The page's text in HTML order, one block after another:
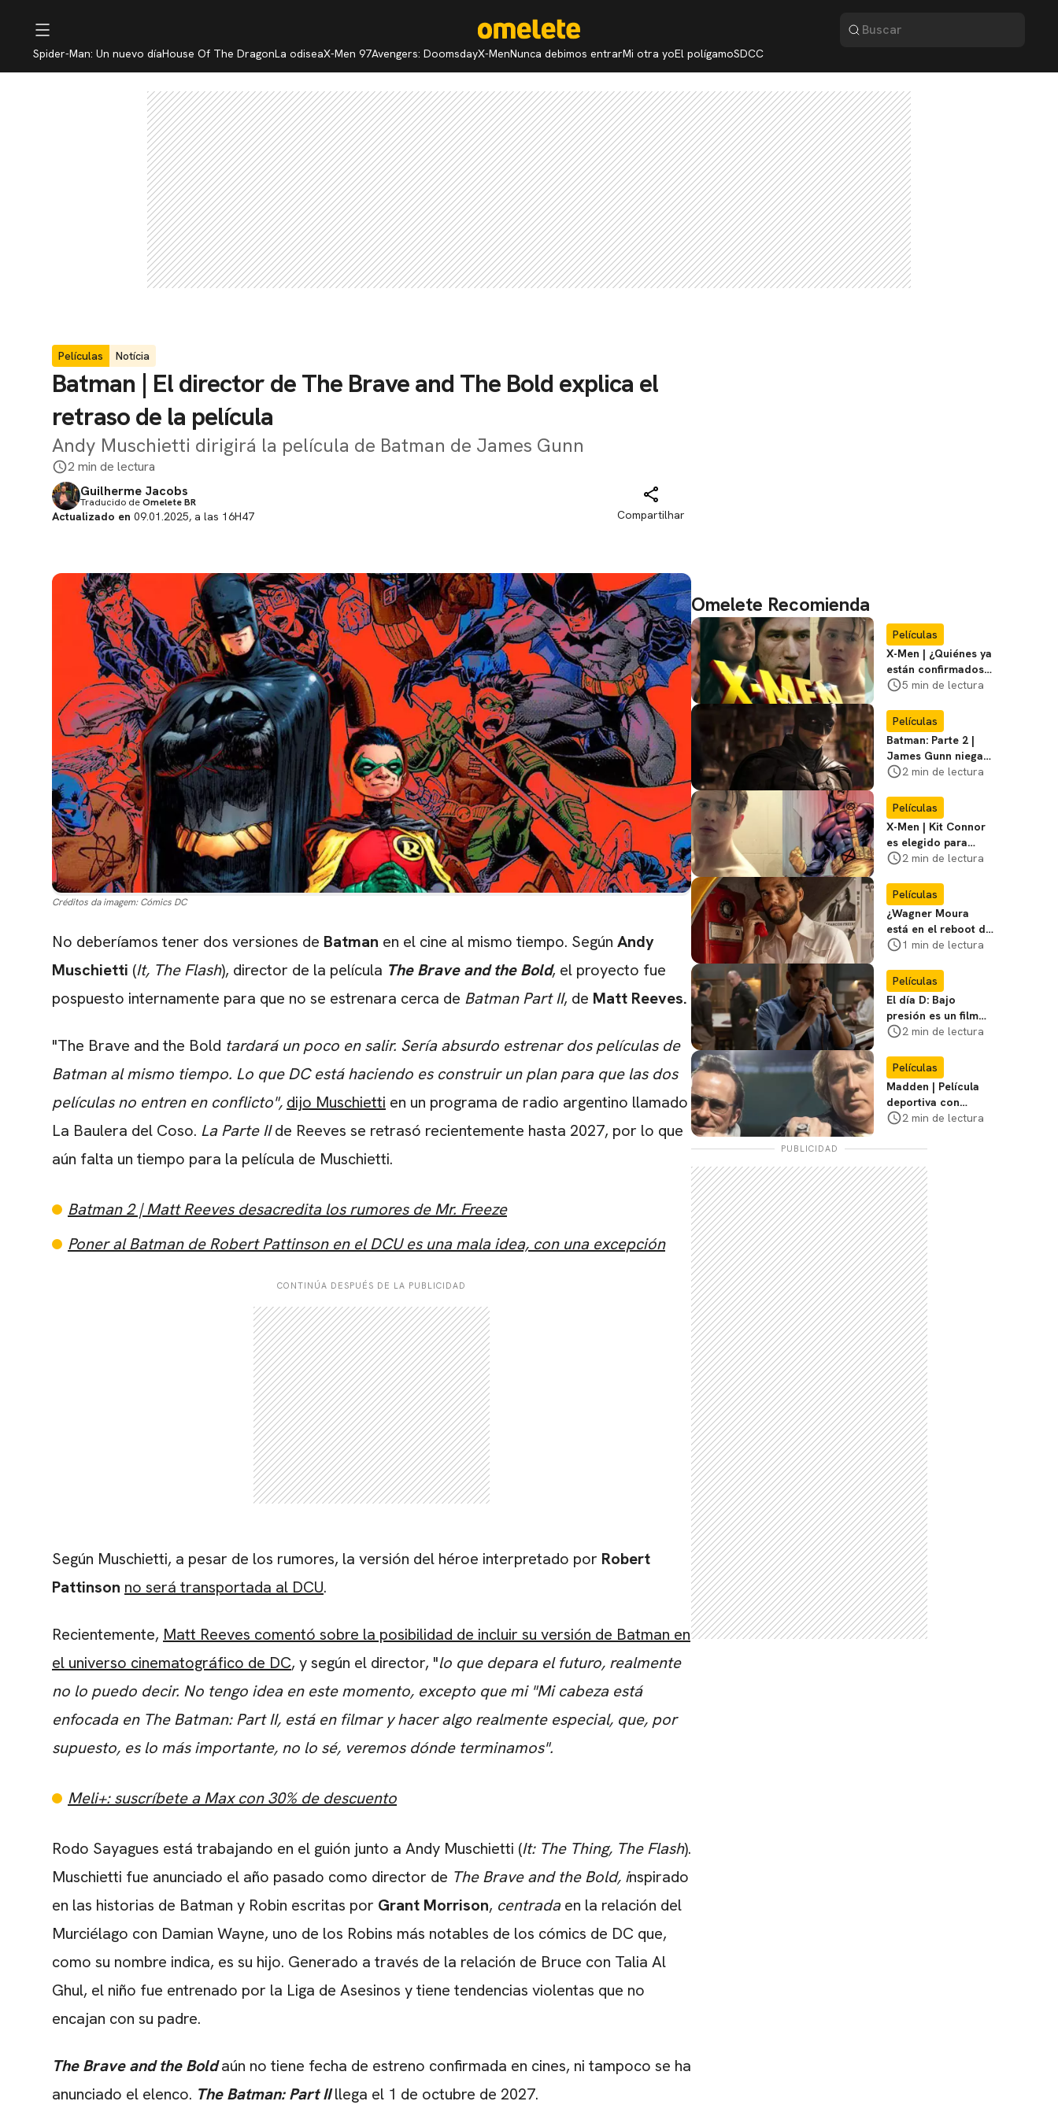
Spider-Man: Un nuevo díaHouse Of The DragonLa odiseaX-Men 97Avengers: DoomsdayX-MenNunca debimos entrarMi otra yoEl polígamoSDCC
Películas Notícia
Batman | El director de The Brave and The Bold explica el
retraso de la película
Andy Muschietti dirigirá la película de Batman de James Gunn
2 min de lectura
Guilherme Jacobs
Traducido deOmelete BR
Actualizado en 09.01.2025, a las 16H47 Compartilhar
Créditos da imagem: Cómics DC
No deberíamos tener dos versiones de Batman en el cine al mismo tiempo. Según Andy
Muschietti (It, The Flash), director de la película The Brave and the Bold, el proyecto fue
pospuesto internamente para que no se estrenara cerca de Batman Part II, de Matt Reeves.
"The Brave and the Bold tardará un poco en salir. Sería absurdo estrenar dos películas de
Batman al mismo tiempo. Lo que DC está haciendo es construir un plan para que las dos
películas no entren en conflicto", dijo Muschietti en un programa de radio argentino llamado
La Baulera del Coso. La Parte IIde Reeves se retrasó recientemente hasta 2027, por lo que
aún falta un tiempo para la película de Muschietti.
Batman 2 | Matt Reeves desacredita los rumores de Mr. Freeze
Poner al Batman de Robert Pattinson en el DCU es una mala idea, con una excepción
CONTINÚA DESPUÉS DE LA PUBLICIDAD
Según Muschietti, a pesar de los rumores, la versión del héroe interpretado por Robert
Pattinson no será transportada al DCU.
Recientemente, Matt Reeves comentó sobre la posibilidad de incluir su versión de Batman en
el universo cinematográfico de DC, y según el director, "lo que depara el futuro, realmente
no lo puedo decir. No tengo idea en este momento, excepto que mi "Mi cabeza está
enfocada en The Batman: Part II, está en filmar y hacer algo realmente especial, que, por
supuesto, es lo más importante, no lo sé, veremos dónde terminamos".
Meli+: suscríbete a Max con 30% de descuento
Rodo Sayagues está trabajando en el guión junto a Andy Muschietti (It: The Thing, The Flash).
Muschietti fue anunciado el año pasado como director de The Brave and the Bold, inspirado
en las historias de Batman y Robin escritas por Grant Morrison, centradaen la relación del
Murciélago con Damian Wayne, uno de los Robins más notables de los cómics de DC que,
como su nombre indica, es su hijo. Generado a través de la relación de Bruce con Talia Al
Ghul, el niño fue entrenado por la Liga de Asesinos y tiene tendencias violentas que no
encajan con su padre.
The Brave and the Bold aún no tiene fecha de estreno confirmada en cines, ni tampoco se ha
anunciado el elenco. The Batman: Part II llega el 1 de octubre de 2027.
Omelete Recomienda
Películas
X-Men | ¿Quiénes ya
están confirmados
en la película de
favoritos
5 min de lectura
Películas
Batman: Parte 2 |
James Gunn niega
que se filme la parte
2 min de lectura
Películas
X-Men | Kit Connor
es elegido para
interpretar a
película
2 min de lectura
Películas
¿Wagner Moura
está en el reboot de
X-Men? El actor lo
1 min de lectura
Películas
El día D: Bajo
presión es un film
bélico distinto lleno
2 min de lectura
Películas
Madden | Película
deportiva con
Nicolas Cage tendrá
cines
2 min de lectura
PUBLICIDAD